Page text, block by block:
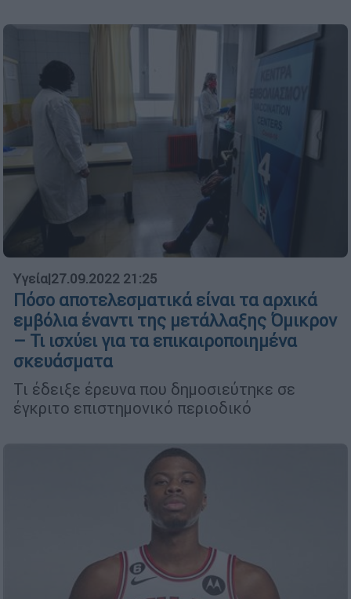
Υγεία|27.09.2022 21:25
Πόσο αποτελεσματικά είναι τα αρχικά
εμβόλια έναντι της μετάλλαξης Όμικρον
– Τι ισχύει για τα επικαιροποιημένα
σκευάσματα
Τι έδειξε έρευνα που δημοσιεύτηκε σε
έγκριτο επιστημονικό περιοδικό